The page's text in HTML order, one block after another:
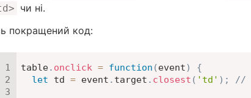
чи ні.
покращений код:
table. onclick = function (event)
{
let td = event . target . closest ( 'td' ) ; //